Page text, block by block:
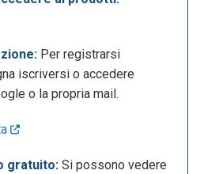
obbligatorio iscriversi all’app
o Dropbox.Per registrarsi
iscriversi o accedere
o la propria mail.
gratuito: Si possono vedere